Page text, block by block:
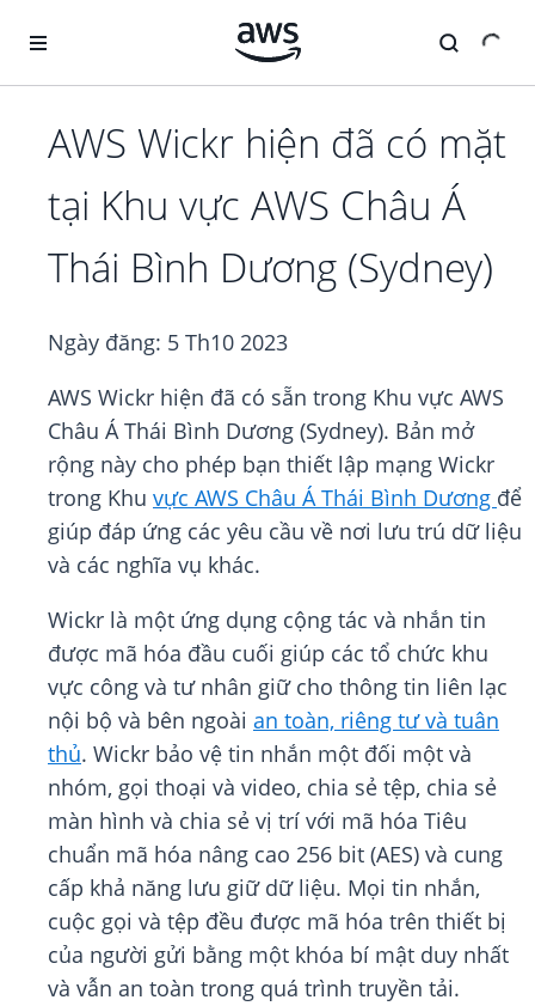
AWS Wickr hiện đã có mặt
tại Khu vực AWS Châu Á
Thái Bình Dương (Sydney)
Ngày đăng: 5 Th10 2023
AWS Wickr hiện đã có sẵn trong Khu vực AWS
Châu Á Thái Bình Dương (Sydney). Bản mở
rộng này cho phép bạn thiết lập mạng Wickr
trong Khu vực AWS Châu Á Thái Bình Dương để
giúp đáp ứng các yêu cầu về nơi lưu trú dữ liệu
và các nghĩa vụ khác.
Wickr là một ứng dụng cộng tác và nhắn tin
được mã hóa đầu cuối giúp các tổ chức khu
vực công và tư nhân giữ cho thông tin liên lạc
nội bộ và bên ngoài an toàn, riêng tư và tuân
thủ. Wickr bảo vệ tin nhắn một đối một và
nhóm, gọi thoại và video, chia sẻ tệp, chia sẻ
màn hình và chia sẻ vị trí với mã hóa Tiêu
chuẩn mã hóa nâng cao 256 bit (AES) và cung
cấp khả năng lưu giữ dữ liệu. Mọi tin nhắn,
cuộc gọi và tệp đều được mã hóa trên thiết bị
của người gửi bằng một khóa bí mật duy nhất
và vẫn an toàn trong quá trình truyền tải.